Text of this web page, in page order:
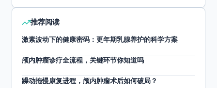
推荐阅读
激素波动下的健康密码：更年期乳腺养护的科学方案
颅内肿瘤诊疗全流程，关键环节你知道吗
躁动拖慢康复进程，颅内肿瘤术后如何破局？